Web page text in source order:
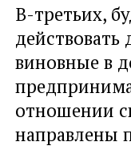
В-третьих,
виновные в
отношении
направлены